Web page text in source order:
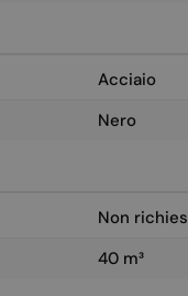
Acciaio
Nero
Non
40 m³